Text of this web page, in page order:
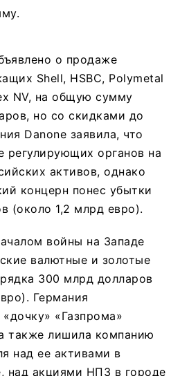
о продаже
Shell, HSBC, Polymetal
NV, на общую сумму
но со скидками до
Danone заявила, что
регулирующих органов на
активов, однако
концерн понес убытки
(около 1,2 млрд евро).
войны на Западе
валютные и золотые
300 млрд долларов
Германия
«Газпрома»
также лишила компанию
над ее активами в
над акциями НПЗ в городе